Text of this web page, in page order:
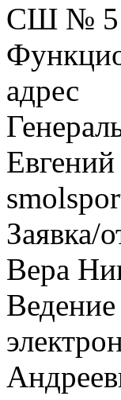
СШ № 5
адрес
Заявка/
Вера
Ведение